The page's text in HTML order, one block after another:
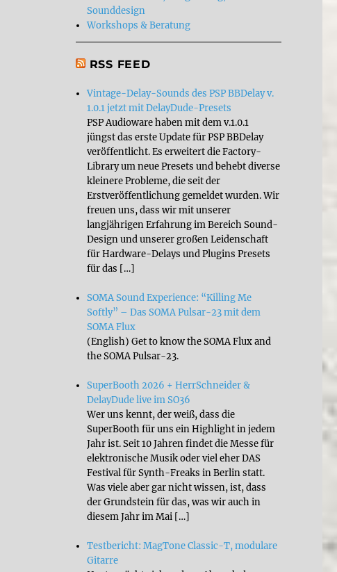
Sounddesign
Workshops & Beratung
RSS FEED
Vintage-Delay-Sounds des PSP BBDelay v.
1.0.1 jetzt mit DelayDude-Presets
PSP Audioware haben mit dem v.1.0.1
jüngst das erste Update für PSP BBDelay
veröffentlicht. Es erweitert die Factory-
Library um neue Presets und behebt diverse
kleinere Probleme, die seit der
Erstveröffentlichung gemeldet wurden. Wir
freuen uns, dass wir mit unserer
langjährigen Erfahrung im Bereich Sound-
Design und unserer großen Leidenschaft
für Hardware-Delays und Plugins Presets
für das […]
SOMA Sound Experience: “Killing Me
Softly” – Das SOMA Pulsar-23 mit dem
SOMA Flux
(English) Get to know the SOMA Flux and
the SOMA Pulsar-23.
SuperBooth 2026 + HerrSchneider &
DelayDude live im SO36
Wer uns kennt, der weiß, dass die
SuperBooth für uns ein Highlight in jedem
Jahr ist. Seit 10 Jahren findet die Messe für
elektronische Musik oder viel eher DAS
Festival für Synth-Freaks in Berlin statt.
Was viele aber gar nicht wissen, ist, dass
der Grundstein für das, was wir auch in
diesem Jahr im Mai […]
Testbericht: MagTone Classic-T, modulare
Gitarre